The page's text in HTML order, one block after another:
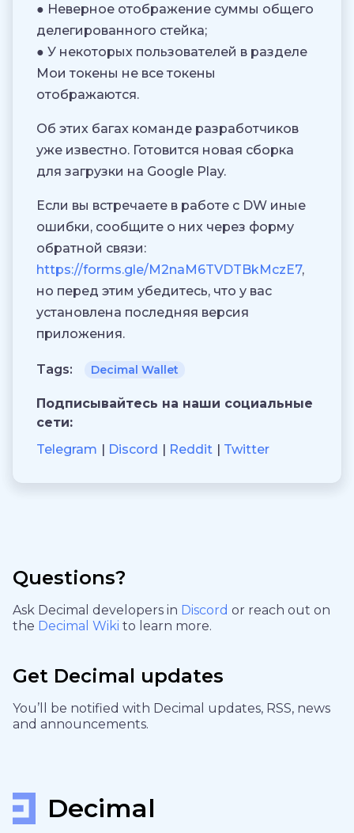
● Неверное отображение суммы общего
делегированного стейка;
● У некоторых пользователей в разделе
Мои токены не все токены
отображаются.
Об этих багах команде разработчиков
уже известно. Готовится новая сборка
для загрузки на Google Play.
Если вы встречаете в работе с DW иные
ошибки, сообщите о них через форму
обратной связи:
https://forms.gle/M2naM6TVDTBkMczE7,
но перед этим убедитесь, что у вас
установлена последняя версия
приложения.
Tags: Decimal Wallet
Подписывайтесь на наши социальные
сети:
Telegram
Discord Reddit Twitter
Questions?
Ask Decimal developers in Discord or reach out on
the Decimal Wiki to learn more.
Get Decimal updates
You’ll be notified with Decimal updates, RSS, news
and announcements.
Decimal